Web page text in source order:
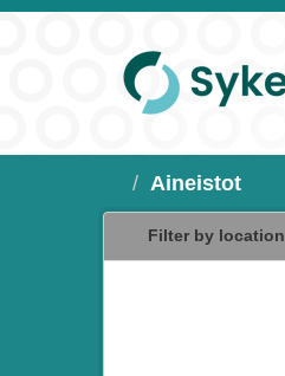
Aineistot
Filter by location